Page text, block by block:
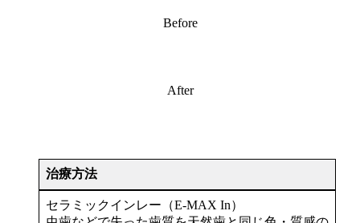
Before
After
治療方法
セラミックインレー（E-MAX In）